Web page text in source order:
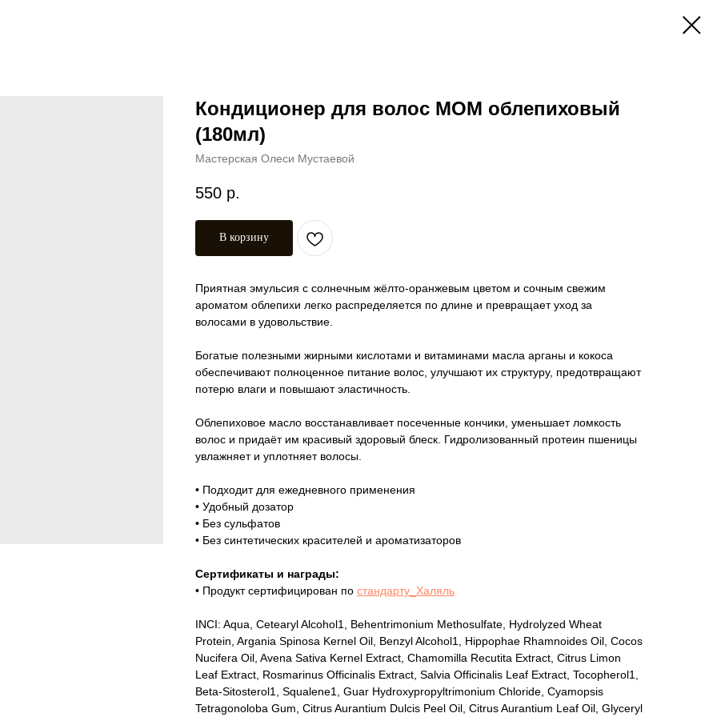
Кондиционер для волос МОМ облепиховый
(180мл)
Мастерская Олеси Мустаевой
550 р.
В корзину
Приятная эмульсия с солнечным жёлто-оранжевым цветом и сочным свежим
ароматом облепихи легко распределяется по длине и превращает уход за
волосами в удовольствие.
Богатые полезными жирными кислотами и витаминами масла арганы и кокоса
обеспечивают полноценное питание волос, улучшают их структуру, предотвращают
потерю влаги и повышают эластичность.
Облепиховое масло восстанавливает посеченные кончики, уменьшает ломкость
волос и придаёт им красивый здоровый блеск. Гидролизованный протеин пшеницы
увлажняет и уплотняет волосы.
• Подходит для ежедневного применения
• Удобный дозатор
• Без сульфатов
• Без синтетических красителей и ароматизаторов
Сертификаты и награды:
• Продукт сертифицирован по стандарту_Халяль
INCI: Aqua, Cetearyl Alcohol1, Behentrimonium Methosulfate, Hydrolyzed Wheat
Protein, Argania Spinosa Kernel Oil, Benzyl Alcohol1, Hippophae Rhamnoides Oil, Cocos
Nucifera Oil, Avena Sativa Kernel Extract, Chamomilla Recutita Extract, Citrus Limon
Leaf Extract, Rosmarinus Officinalis Extract, Salvia Officinalis Leaf Extract, Tocopherol1,
Beta-Sitosterol1, Squalene1, Guar Hydroxypropyltrimonium Chloride, Cyamopsis
Tetragonoloba Gum, Citrus Aurantium Dulcis Peel Oil, Citrus Aurantium Leaf Oil, Glyceryl